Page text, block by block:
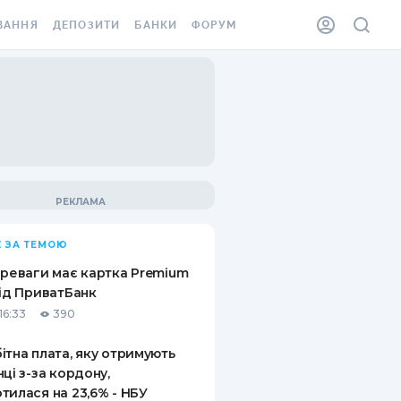
ВІНЬЄТКА
ВІД
ВИПАДКІВ
ДЕПОЗИТИ
ПИТАННЯ ТА ВІДПОВІДІ
ПУТІВНИКИ ПО
БАНКИ ФОРУМ
ЗА ТЕМОЮ
має картка Premium
ПриватБанк
390
плата, яку отримують
з-за кордону,
на 23,6% - НБУ